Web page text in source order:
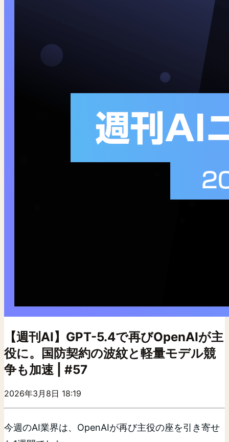
【週刊AI】GPT-5.4で再びOpenAIが主
役に。国防契約の波紋と軽量モデル競
争も加速 | #57
2026年3月8日 18:19
今週のAI業界は、OpenAIが再び主役の座を引き寄せ